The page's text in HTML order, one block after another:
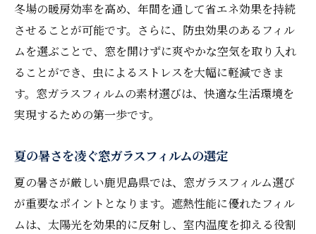
冬場の暖房効率を高め、年間を通して省エネ効果を持続
させることが可能です。さらに、防虫効果のあるフィル
ムを選ぶことで、窓を開けずに爽やかな空気を取り入れ
ることができ、虫によるストレスを大幅に軽減できま
す。窓ガラスフィルムの素材選びは、快適な生活環境を
実現するための第一歩です。
夏の暑さを凌ぐ窓ガラスフィルムの選定
夏の暑さが厳しい鹿児島県では、窓ガラスフィルム選び
が重要なポイントとなります。遮熱性能に優れたフィル
ムは、太陽光を効果的に反射し、室内温度を抑える役割